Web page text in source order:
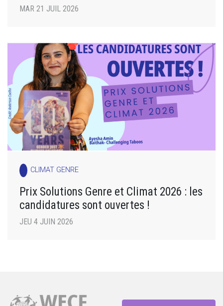
MAR 21 JUIL 2026
CLIMAT GENRE
Prix Solutions Genre et Climat 2026 : les
candidatures sont ouvertes !
JEU 4 JUIN 2026